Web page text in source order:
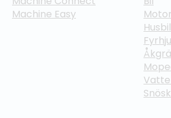
Machine Easy